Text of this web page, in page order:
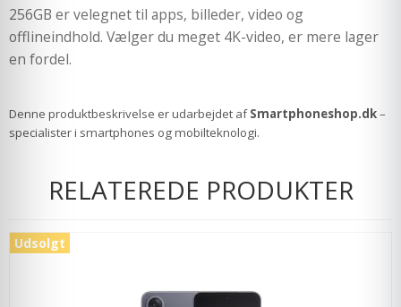
256GB er velegnet til apps, billeder, video og
offlineindhold. Vælger du meget 4K-video, er mere lager
en fordel.
Denne produktbeskrivelse er udarbejdet afSmartphoneshop.dk–
specialister i smartphones og mobilteknologi.
RELATEREDE PRODUKTER
Udsolgt